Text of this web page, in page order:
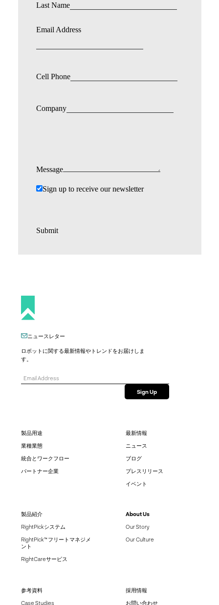
Last Name
Email Address
Cell Phone
Company
Message
Sign up to receive our newsletter
Submit
製品用途
業種業態
統合とワークフロー
パートナー企業
最新情報
ニュース
ブログ
プレスリリース
イベント
製品紹介
RightPickシステム
RightPick™ フリートマネジメ
ント
RightCareサービス
About Us
Our Story
Our Culture
参考資料
Case Studies
採用情報
お問い合わせ
ニュースレター
ロボットに関する最新情報やトレンドをお届けしま
す。